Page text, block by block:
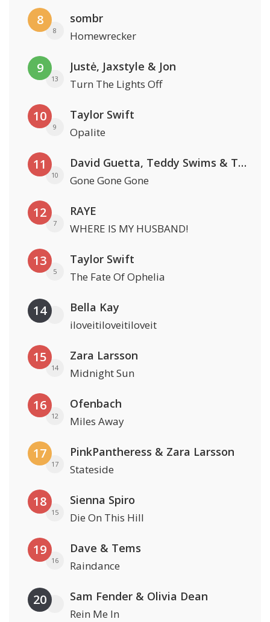
8
8
sombr
Homewrecker
9
13
Justė, Jaxstyle & Jon
Turn The Lights Off
10
9
Taylor Swift
Opalite
11
10
David Guetta, Teddy Swims & Tones And I
Gone Gone Gone
12
7
RAYE
WHERE IS MY HUSBAND!
13
5
Taylor Swift
The Fate Of Ophelia
14 Bella Kay
iloveitiloveitiloveit
15
14
Zara Larsson
Midnight Sun
16
12
Ofenbach
Miles Away
17
17
PinkPantheress & Zara Larsson
Stateside
18
15
Sienna Spiro
Die On This Hill
19
16
Dave & Tems
Raindance
20 Sam Fender & Olivia Dean
Rein Me In